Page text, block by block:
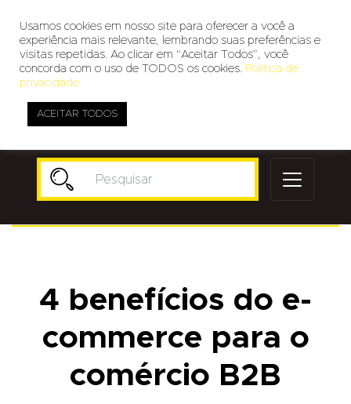
4 benefícios do e-
commerce para o
comércio B2B
Usamos cookies em nosso site para oferecer a você a
experiência mais relevante, lembrando suas preferências e
visitas repetidas. Ao clicar em “Aceitar Todos”, você
concorda com o uso de TODOS os cookies. Política de
privacidade
ACEITAR TODOS